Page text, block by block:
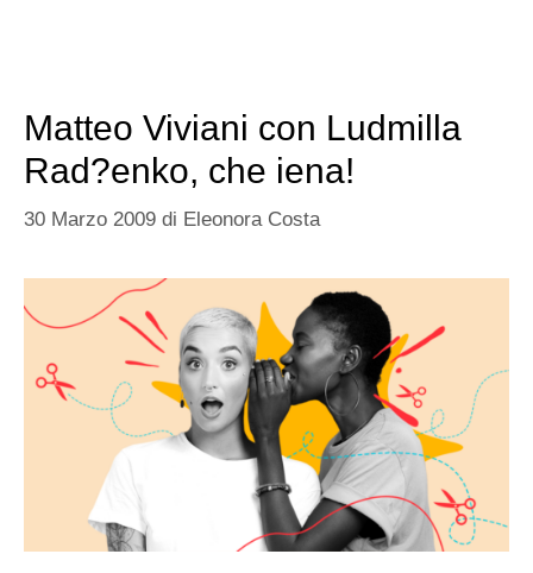
Matteo Viviani con Ludmilla
Rad?enko, che iena!
30 Marzo 2009 di Eleonora Costa